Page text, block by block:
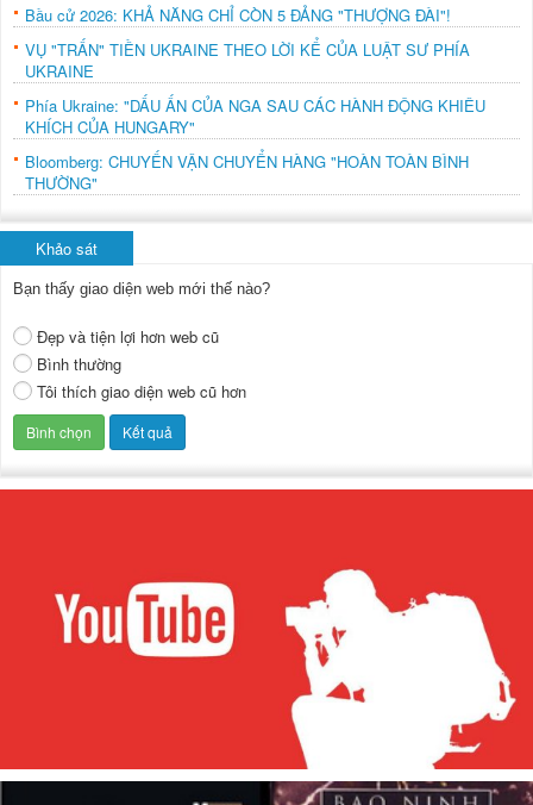
Bầu cử 2026: KHẢ NĂNG CHỈ CÒN 5 ĐẢNG "THƯỢNG ĐÀI"!
VỤ "TRẤN" TIỀN UKRAINE THEO LỜI KỂ CỦA LUẬT SƯ PHÍA
UKRAINE
Phía Ukraine: "DẤU ẤN CỦA NGA SAU CÁC HÀNH ĐỘNG KHIÊU
KHÍCH CỦA HUNGARY"
Bloomberg: CHUYẾN VẬN CHUYỂN HÀNG "HOÀN TOÀN BÌNH
THƯỜNG"
Khảo sát
Bạn thấy giao diện web mới thế nào?
Đẹp và tiện lợi hơn web cũ
Bình thường
Tôi thích giao diện web cũ hơn